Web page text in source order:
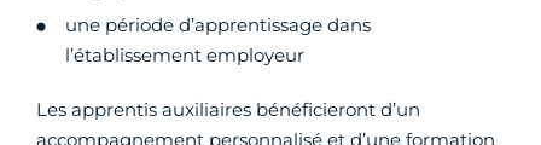
une période d’apprentissage dans
l’établissement employeur
Les apprentis auxiliaires bénéficieront d’un
accompagnement personnalisé et d’une formation